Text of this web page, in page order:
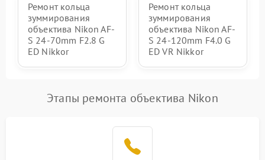
Ремонт кольца
зуммирования
объектива Nikon AF-
S 24-70mm F2.8 G
ED Nikkor
Ремонт кольца
зуммирования
объектива Nikon AF-
S 24-120mm F4.0 G
ED VR Nikkor
Этапы ремонта объектива Nikon